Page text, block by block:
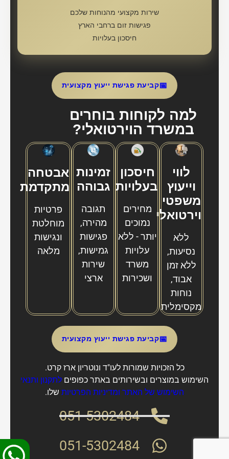
שירות מקצועי מהנוחות שלכם
פגישות זום ברחבי הארץ
חיסכון בעלויות
📅קביעת פגישת ייעוץ מקצועית
למה לקוחות בוחרים
במשרד הוירטואלי?
לווי
וייעוץ
משפטי
וירטואלי
ללא
נסיעות,
ללא זמן
אבוד,
נוחות
מקסימלית
חיסכון
בעלויות
מחירים
נמוכים
יותר - ללא
עלויות
משרד
ושכירות
זמינות
גבוהה
תגובה
מהירה,
פגישות
גמישות,
שירות
ארצי
אבטחה
מתקדמת
פרטיות
מוחלטת
ונגישות
מלאה
📅קביעת פגישת ייעוץ מקצועית
כל הזכויות שמורות לעו"ד ונוטריון ארז קרט.
השימוש במוצרים ובשירותים באתר כפופים לתקנון ותנאי
השימוש של האתר ומדיניות הפרטיות שלו.
051-5302484
051-5302484